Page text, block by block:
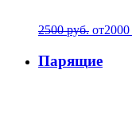
2500 руб. от2000
Парящие